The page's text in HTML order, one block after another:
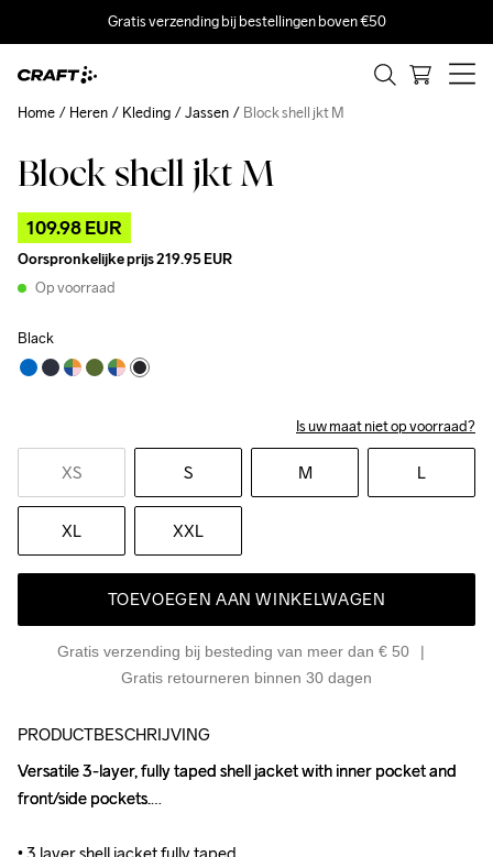
Gratis verzending bij bestellingen boven €50
Block shell jkt M
109.98 EUR
Oorspronkelijke prijs219.95 EUR
Op voorraad
Black
Is uw maat niet op voorraad?
XS S M L
XL XXL
TOEVOEGEN AAN WINKELWAGEN
Gratis verzending bij besteding van meer dan € 50
Gratis retourneren binnen 30 dagen
Home Heren Kleding Jassen Block shell jkt M
Outlet
PRODUCTBESCHRIJVING
Versatile 3-layer, fully taped shell jacket with inner pocket and
front/side pockets.
Versatile 3-layer, fully taped shell jacket with inner pocket and
front/side pockets.